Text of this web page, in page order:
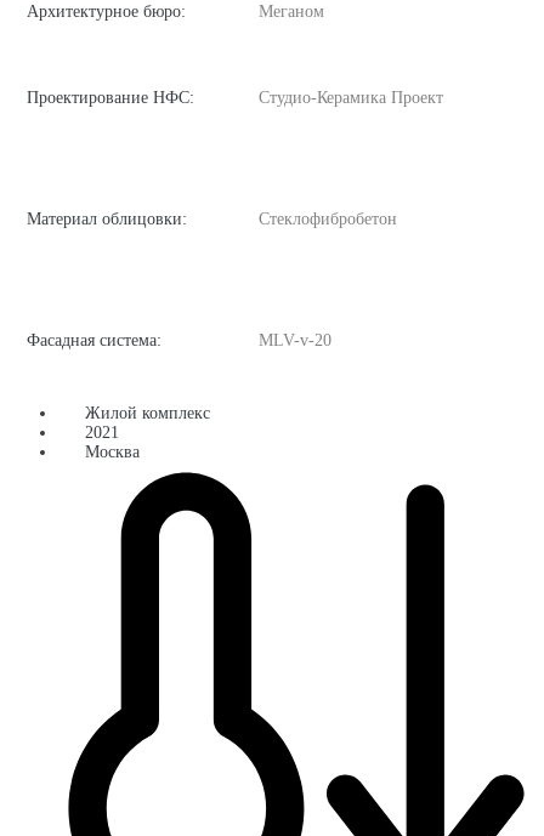
Архитектурное бюро: Меганом
Проектирование НФС: Студио-Керамика Проект
Материал облицовки: Стеклофибробетон
Фасадная система: MLV-v-20
Жилой комплекс
2021
Москва